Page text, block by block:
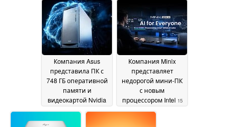
превосходящим
OCuLink17 June 2026
Компания Asus
представила ПК с
748 ГБ оперативной
памяти и
видеокартой Nvidia
999 долларов
Компания Minix
представляет
недорогой мини-ПК
с новым
процессором Intel 15
June 2026